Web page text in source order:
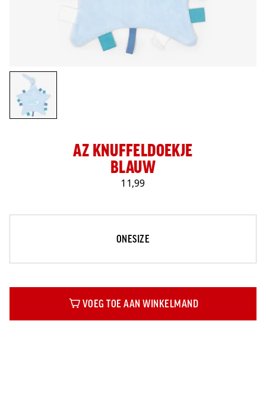
LOG IN
AZ KNUFFELDOEKJE
BLAUW
11,99
Maat
ONESIZE
VOEG TOE AAN WINKELMAND